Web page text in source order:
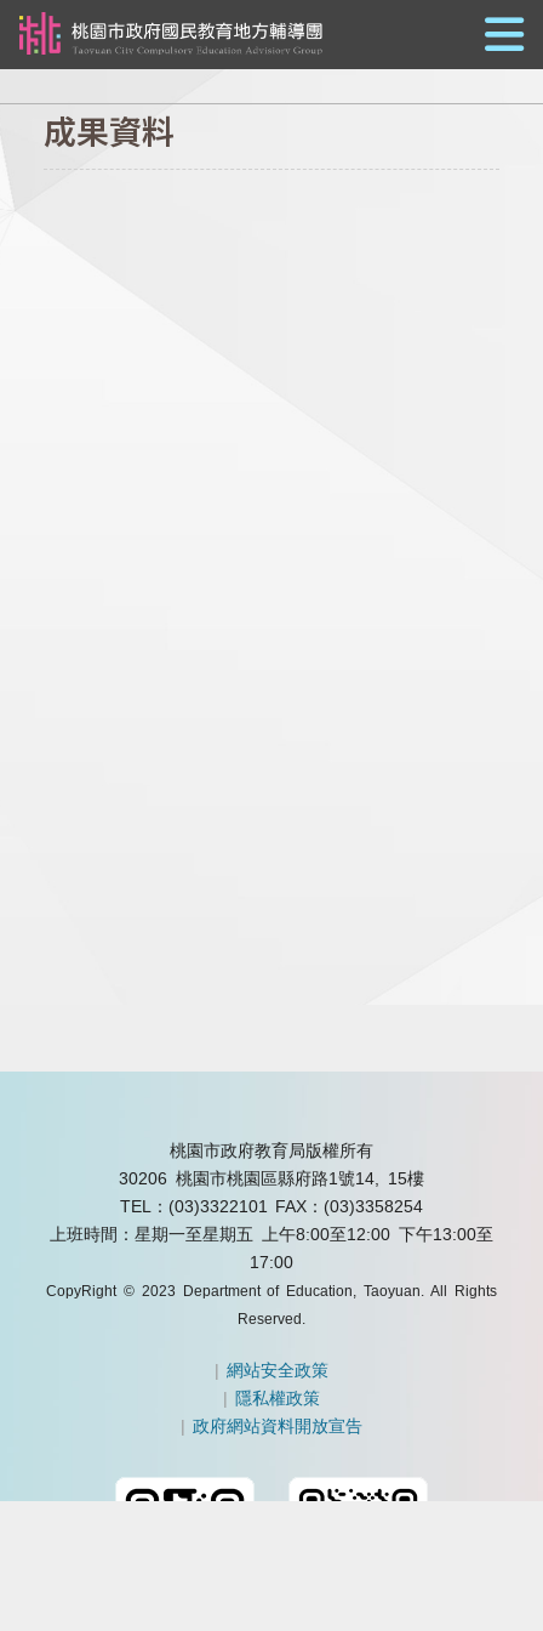
成果資料
桃園市政府教育局版權所有
30206 桃園市桃園區縣府路1號14, 15樓
TEL：(03)3322101
FAX：(03)3358254
上班時間：星期一至星期五 上午8:00至12:00 下午13:00至
17:00
CopyRight © 2023 Department of Education, Taoyuan. All Rights
Reserved.
|網站安全政策
| 隱私權政策
|政府網站資料開放宣告